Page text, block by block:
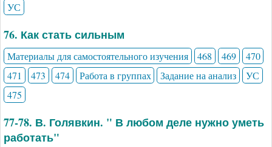
УС
76. Как стать сильным
Материалы для самостоятельного изучения 468 469
470
471
473 474 Работа в группах Задание на анализ
УС
475
77-78. В. Голявкин. " В любом деле нужно уметь
работать"